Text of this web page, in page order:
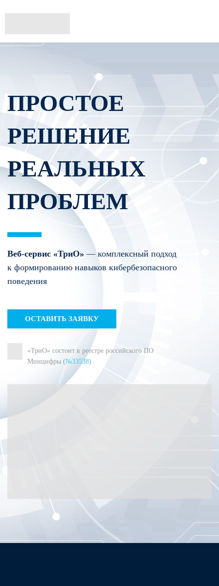
ПРОСТОЕ
РЕШЕНИЕ
РЕАЛЬНЫХ
ПРОБЛЕМ
Веб-сервис «ТриО»— комплексный подход
к формированию навыков кибербезопасного
поведения
ОСТАВИТЬ ЗАЯВКУ
«ТриО» состоит в реестре российского ПО
Минцифры (№33538)